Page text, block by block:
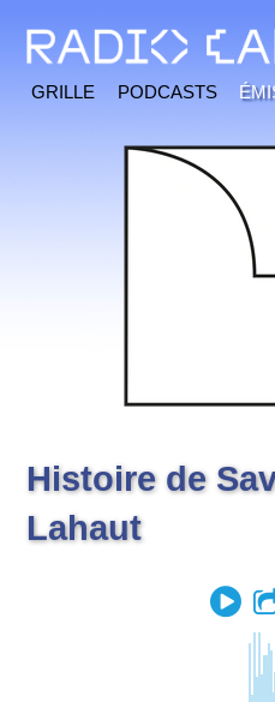
Grille Podcasts
Histoire de
Lahaut